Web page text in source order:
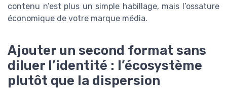
contenu n’est plus un simple habillage, mais l’ossature
économique de votre marque média.
Ajouter un second format sans
diluer l’identité : l’écosystème
plutôt que la dispersion